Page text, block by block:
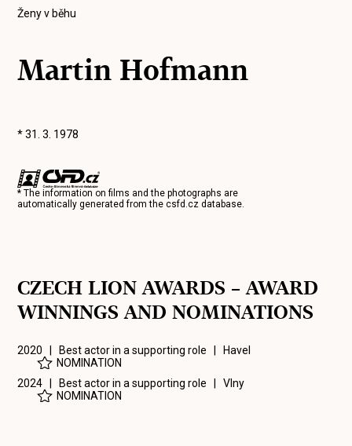
Ženy v běhu
Martin Hofmann
* 31. 3. 1978
* The information on films and the photographs are
automatically generated from thecsfd.cz database.
CZECH LION AWARDS – AWARD
WINNINGS AND NOMINATIONS
2020 | Best actor in a supporting role | Havel
NOMINATION
2024 | Best actor in a supporting role |Vlny
NOMINATION